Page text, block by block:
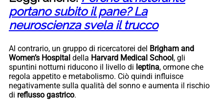
portano subito il pane? La
neuroscienza svela il trucco
Al contrario, un gruppo di ricercatorei del Brigham and
Women’s Hospital della Harvard Medical School, gli
spuntini notturni riducono il livello di leptina, ormone che
regola appetito e metabolismo. Ciò quindi influisce
negativamente sulla qualità del sonno e aumenta il rischio
di reflusso gastrico.